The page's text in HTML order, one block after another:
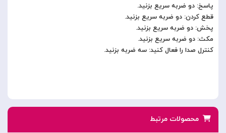
پاسخ: دو ضربه سریع بزنید.
قطع کردن: دو ضربه سریع بزنید.
پخش: دو ضربه سریع بزنید.
مکث: دو ضربه سریع بزنید.
کنترل صدا را فعال کنید: سه ضربه بزنید.
محصولات مرتبط